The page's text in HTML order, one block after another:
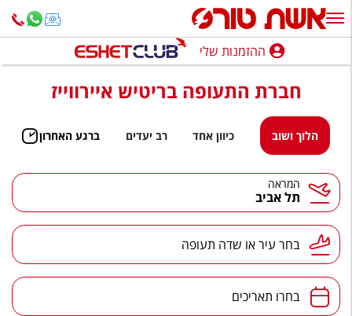
ההזמנות שלי
נופש בארץ
חופשה לפי סגנון
מלונות באילת
טיולים מאורגנים
חבילות נופש
הרגע האחרון
ההזמנות שלי
חברת התעופה בריטיש איירווייז
הלוך ושוב כיוון אחד רב יעדים ברגע האחרון
המראה
תל אביב
בחר עיר או שדה תעופה
בחרו תאריכים